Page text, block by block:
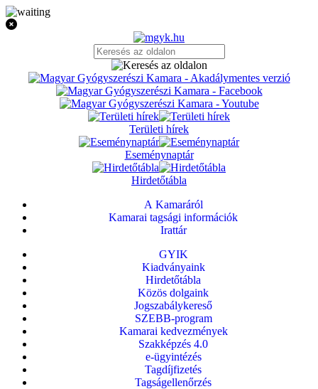
Területi hírek
Eseménynaptár
Hirdetőtábla
A Kamaráról
Kamarai tagsági információk
Irattár
GYIK
Kiadványaink
Hirdetőtábla
Közös dolgaink
Jogszabálykereső
SZEBB-program
Kamarai kedvezmények
Szakképzés 4.0
e-ügyintézés
Tagdíjfizetés
Tagságellenőrzés